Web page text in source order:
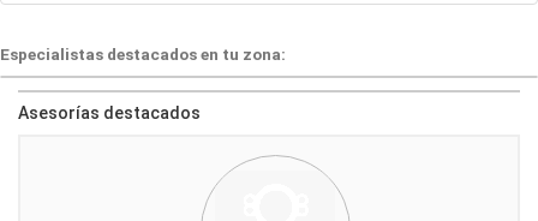
Especialistas destacados en tu zona:
Asesorías destacados